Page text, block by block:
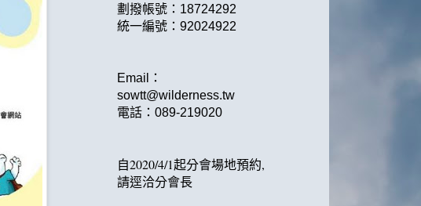
劃撥帳號：18724292
統一編號：92024922
Email：
sowtt@wilderness.tw
電話： 089-219020
自2020/4/1起分會場地預約,
請逕洽分會長